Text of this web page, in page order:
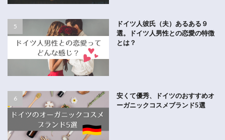
ドイツ人彼氏（夫）あるある９
選。ドイツ人男性との恋愛の特徴
とは？
安くて優秀、ドイツのおすすめオ
ーガニックコスメブランド5選